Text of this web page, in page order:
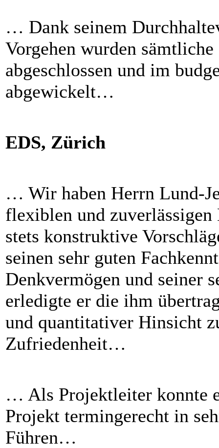
… Dank seinem
Vorgehen wurden
abgeschlossen und im
abgewickelt…
EDS, Zürich
… Wir haben Herrn Lund-
flexiblen und
stets konstruktive
seinen sehr guten
Denkvermögen und seiner
erledigte er die ihm
und quantitativer Hinsicht
Zufriedenheit…
… Als Projektleiter konnte
Projekt termingerecht in
Führen…